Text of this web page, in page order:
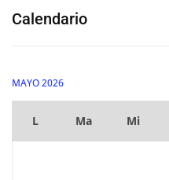
Calendario
MAYO 2026
L Ma Mi